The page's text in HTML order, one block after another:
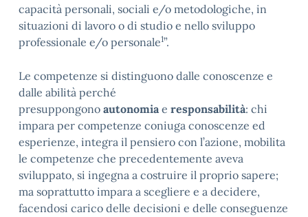
capacità personali, sociali e/o metodologiche, in
situazioni di lavoro o di studio e nello sviluppo
professionale e/o personale1”.
Le competenze si distinguono dalle conoscenze e
dalle abilità perché
presuppongono autonomiae responsabilità: chi
impara per competenze coniuga conoscenze ed
esperienze, integra il pensiero con l’azione, mobilita
le competenze che precedentemente aveva
sviluppato, si ingegna a costruire il proprio sapere;
ma soprattutto impara a scegliere e a decidere,
facendosi carico delle decisioni e delle conseguenze